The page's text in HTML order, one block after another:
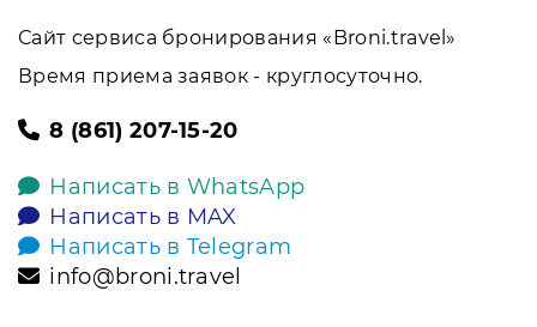
Сайт сервиса бронирования «Broni.travel»
Время приема заявок - круглосуточно.
8 (861) 207-15-20
Написать в WhatsApp
Написать в MAX
Написать в Telegram
info@broni.travel